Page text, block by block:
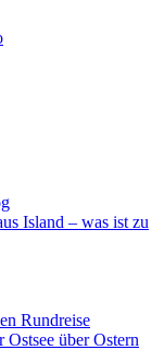
Island – was ist zu
Rundreise
über Ostern